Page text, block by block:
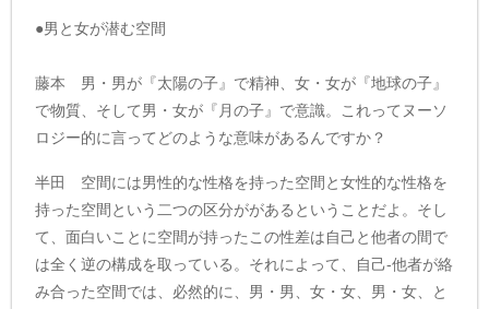
●男と女が潜む空間
藤本 男・男が『太陽の子』で精神、女・女が『地球の子』
で物質、そして男・女が『月の子』で意識。これってヌーソ
ロジー的に言ってどのような意味があるんですか？
半田 空間には男性的な性格を持った空間と女性的な性格を
持った空間という二つの区分ががあるということだよ。そし
て、面白いことに空間が持ったこの性差は自己と他者の間で
は全く逆の構成を取っている。それによって、自己-他者が絡
み合った空間では、必然的に、男・男、女・女、男・女、と